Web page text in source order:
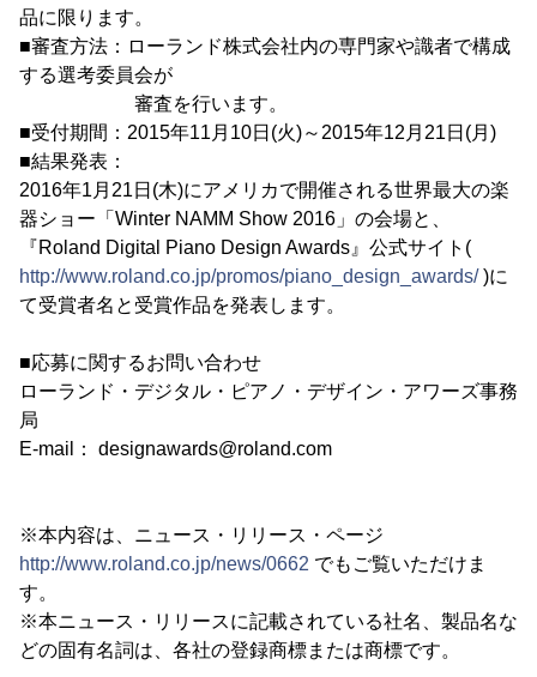
品に限ります。
■審査方法：ローランド株式会社内の専門家や識者で構成
する選考委員会が
審査を行います。
■受付期間：2015年11月10日(火)～2015年12月21日(月)
■結果発表：
2016年1月21日(木)にアメリカで開催される世界最大の楽
器ショー「Winter NAMM Show 2016」の会場と、
『Roland Digital Piano Design Awards』公式サイト(
http://www.roland.co.jp/promos/piano_design_awards/)に
て受賞者名と受賞作品を発表します。
■応募に関するお問い合わせ
ローランド・デジタル・ピアノ・デザイン・アワーズ事務
局
E-mail： designawards@roland.com
※本内容は、ニュース・リリース・ページ
http://www.roland.co.jp/news/0662 でもご覧いただけま
す。
※本ニュース・リリースに記載されている社名、製品名な
どの固有名詞は、各社の登録商標または商標です。